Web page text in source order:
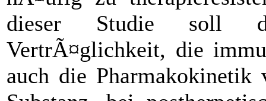
dieser Studie soll
VertrÃ¤glichkeit, die
auch die Pharmakokinetik